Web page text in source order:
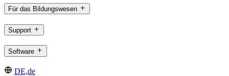
Für das Bildungswesen
Support
Software
DE,de